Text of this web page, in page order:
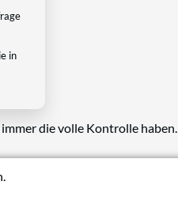
in
die volle Kontrolle haben.